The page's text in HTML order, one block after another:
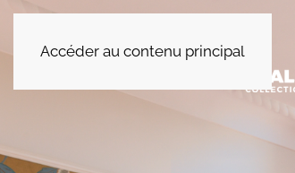
Accéder au contenu principal